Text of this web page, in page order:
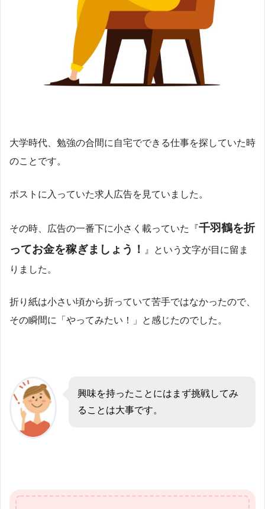
大学時代、勉強の合間に自宅でできる仕事を探していた時
のことです。
ポストに入っていた求人広告を見ていました。
その時、広告の一番下に小さく載っていた『千羽鶴を折
ってお金を稼ぎましょう！
』という文字が目に留ま
りました。
折り紙は小さい頃から折っていて苦手ではなかったので、
その瞬間に「やってみたい！」と感じたのでした。
興味を持ったことにはまず挑戦してみ
ることは大事です。